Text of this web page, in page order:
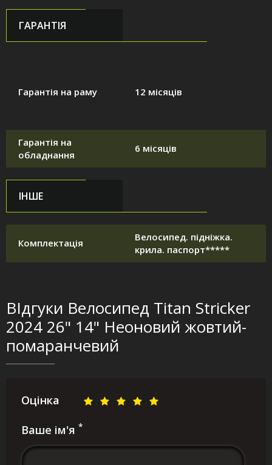
ГАРАНТІЯ
Гарантія на раму 12 місяців
Гарантія на
обладнання
6 місяців
ІНШЕ
Комплектація
Велосипед. підніжка.
крила. паспорт*****
ВІдгуки Велосипед Titan Stricker
2024 26" 14" Неоновий жовтий-
помаранчевий
Оцінка
Ваше ім'я *